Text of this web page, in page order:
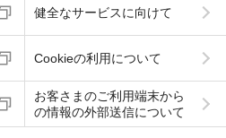
健全なサービスに向けて
Cookieの利用について
お客さまのご利用端末から
の情報の外部送信について